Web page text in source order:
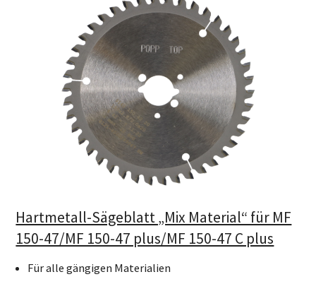
Hartmetall-Sägeblatt „Mix Material“ für MF
150-47/MF 150-47 plus/MF 150-47 C plus
Für alle gängigen Materialien